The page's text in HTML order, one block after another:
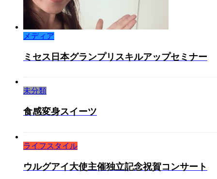
メディア
ミセス日本グランプリスキルアップセミナー
未分類
食感変身スイーツ
ライフスタイル
ウルグアイ大使主催独立記念祝賀コンサート